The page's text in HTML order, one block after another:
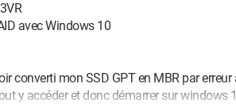
avec Windows 10
converti mon SSD GPT en MBR par
y accéder et donc démarrer sur windows